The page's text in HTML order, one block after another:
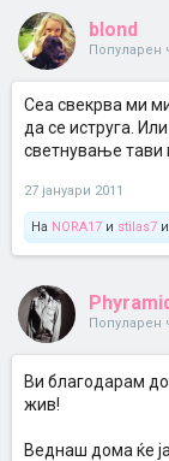
blond
Популарен
Сеа свекрва ми
да се иструга.
светнување тави
27 јануари 2011
На NORA17 и stilas7
Популарен
Ви благодарам
жив!
Веднаш дома ќе